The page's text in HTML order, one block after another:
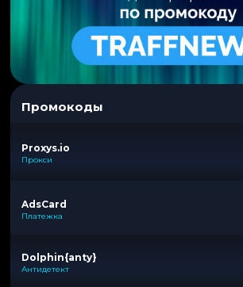
Промокоды
Proxys.io
Прокси
AdsCard
Платежка
Dolphin{anty}
Антидетект